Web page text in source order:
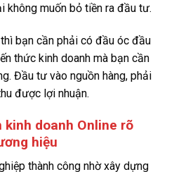
không muốn bỏ tiền ra đầu tư.
bạn cần phải có đầu óc đầu
thức kinh doanh mà bạn cần
Đầu tư vào nguồn hàng, phải
được lợi nhuận.
kinh doanh Online rõ
hiệu
thành công nhờ xây dựng